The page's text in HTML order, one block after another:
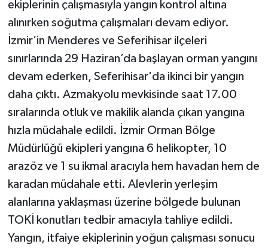
ekiplerinin çalışmasıyla yangın kontrol altına
alınırken soğutma çalışmaları devam ediyor.
İzmir’in Menderes ve Seferihisar ilçeleri
sınırlarında 29 Haziran’da başlayan orman yangını
devam ederken, Seferihisar'da ikinci bir yangın
daha çıktı. Azmakyolu mevkisinde saat 17.00
sıralarında otluk ve makilik alanda çıkan yangına
hızla müdahale edildi. İzmir Orman Bölge
Müdürlüğü ekipleri yangına 6 helikopter, 10
arazöz ve 1 su ikmal aracıyla hem havadan hem de
karadan müdahale etti. Alevlerin yerleşim
alanlarına yaklaşması üzerine bölgede bulunan
TOKİ konutları tedbir amacıyla tahliye edildi.
Yangın, itfaiye ekiplerinin yoğun çalışması sonucu